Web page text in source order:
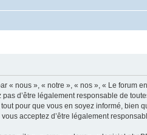
« nous », « notre », « nos », « Le forum
d’être légalement responsable de
pour que vous en soyez informé,
acceptez d’être légalement